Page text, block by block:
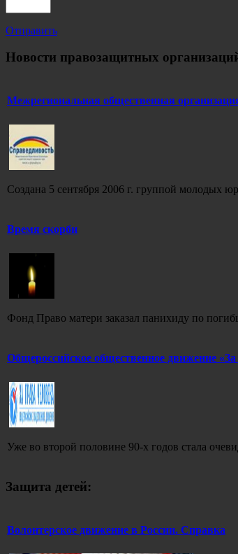
Отправить
Новости правозащитных
Межрегиональная общественная
Создана 5 сентября 2006 г. группой молодых
Время скорби
Фонд Право матери заказал панихиду по
Общероссийское общественное движение «За
Уже во второй половине 90-х годов стала
Защита детей:
Волонтерское движение в России. Справка